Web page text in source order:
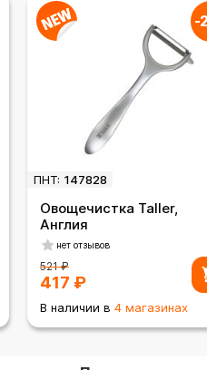
ПНТ: 147828
-
Овощечистка Taller,
Англия
нет отзывов
521₽
417 ₽
В наличии в 4 магазинах